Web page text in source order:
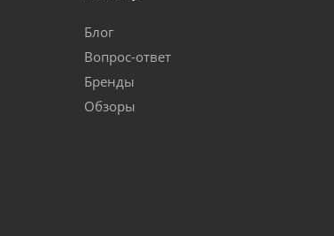
Блог
Вопрос-ответ
Бренды
Обзоры